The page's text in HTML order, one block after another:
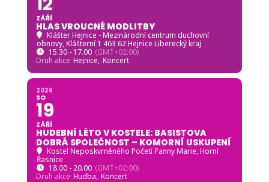
ZÁŘÍ
HLAS VROUCNÉ MODLITBY
Klášter Hejnice - Mezinárodní centrum duchovní
obnovy, Klášterní 1 463 62 Hejnice Liberecký kraj
15.30 - 17.00 (GMT+02:00)
Druh akce Hejnice, Koncert
2026
SO
19
ZÁŘÍ
HUDEBNÍ LÉTO V KOSTELE: BASISTOVA
DOBRÁ SPOLEČNOST – KOMORNÍ USKUPENÍ
Kostel Neposkvrněného Početí Panny Marie, Horní
Řasnice
18.00 - 20.00 (GMT+02:00)
Druh akce Hudba, Koncert